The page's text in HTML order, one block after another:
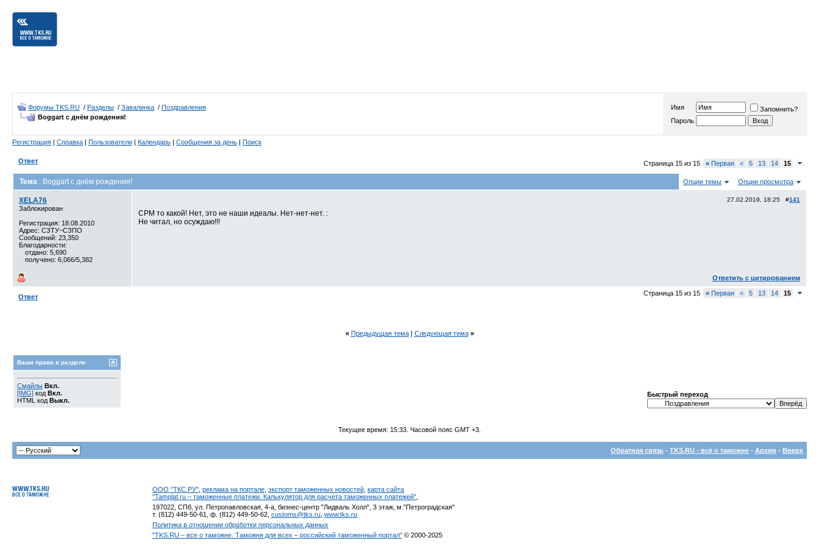
Форумы TKS.RU / Разделы / Завалинка / Поздравления
Boggart с днём рождения!
Имя
Запомнить?
Пароль
Регистрация | Справка | Пользователи | Календарь | Сообщения за день | Поиск
Ответ Страница 15 из 15 « Первая < 5 13 14 15
Тема : Boggart с днём рождения! Опции темы Опции просмотра
XELA76
Заблокирован
Регистрация: 18.08.2010
Адрес: СЗТУ~СЗПО
Сообщений: 23,350
Благодарности:
отдано: 5,690
получено: 6,066/5,382
27.02.2019, 18:25 #141
СРМ то какой! Нет, это не наши идеалы. Нет-нет-нет. :
Не читал, но осуждаю!!!
Ответить с цитированием
Ответ Страница 15 из 15 « Первая < 5 13 14 15
« Предыдущая тема| Следующая тема »
Ваши права в разделе
Смайлы Вкл.
[IMG] код Вкл.
HTML код Выкл.
Быстрый переход
Текущее время: 15:33 . Часовой пояс GMT +3.
Обратная связь - TKS.RU - всё о таможне - Архив - Вверх
ООО "ТКС.РУ" реклама на портале экспорт таможенных новостей карта сайта
"Tamplat.ru – таможенные платежи. Калькулятор для расчета таможенных платежей"
197022, СПб, ул. Петропавловская, 4-а, бизнес-центр "Лидваль Холл", 3 этаж, м."Петроградская"
т. (812) 449-50-61, ф. (812) 449-50-62, customs@tks.ru www.tks.ru
Политика в отношении обработки персональных данных
"TKS.RU – все о таможне. Таможня для всех – российский таможенный портал" © 2000-2025